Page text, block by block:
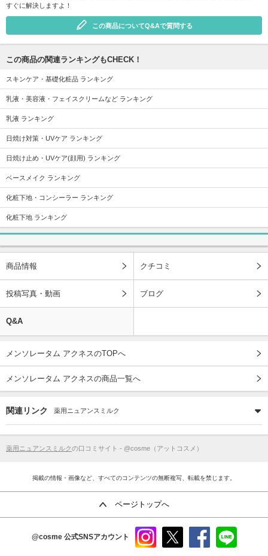
すぐに解決しますよ！
この商品についてQ&Aで質問する
この商品の関連ランキングもCHECK！
スキンケア・基礎化粧品 ランキング
乳液・美容液・フェイスクリームなど ランキング
乳液 ランキング
日焼け対策・UVケア ランキング
日焼け止め・UVケア(顔用) ランキング
ベースメイク ランキング
化粧下地・コンシーラー ランキング
化粧下地 ランキング
商品情報 クチコミ
投稿写真・動画 ブログ
Q&A
メンソレータム アクネスのTOPへ
メンソレータム アクネスの商品一覧へ
関連リンク 薬用ニュアンスミルク
薬用ニュアンスミルクの口コミサイト - @cosme（アットコスメ）
掲載の情報・画像など、すべてのコンテンツの無断複写、転載を禁じます。
ページトップへ
@cosme 公式SNSアカウント